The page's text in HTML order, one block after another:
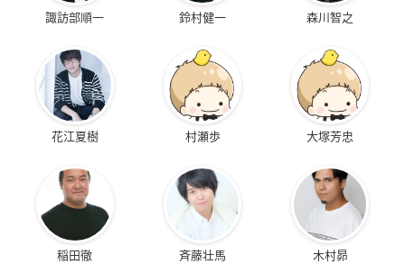
諏訪部順一 鈴村健一 森川智之
花江夏樹 村瀬歩 大塚芳忠
稲田徹 斉藤壮馬 木村昴